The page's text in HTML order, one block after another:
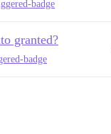
badge
granted?
badge